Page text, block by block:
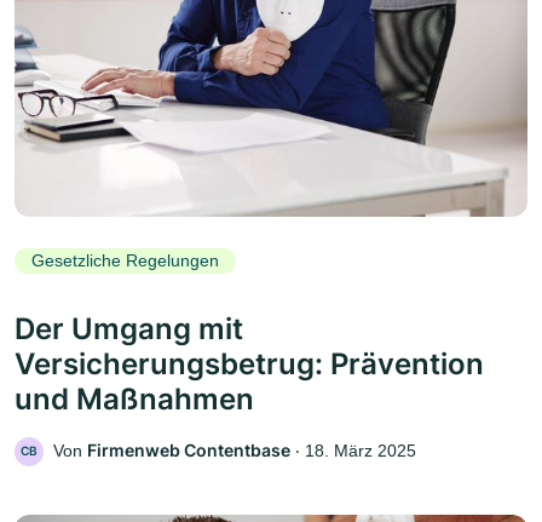
Gesetzliche Regelungen
Der Umgang mit
Versicherungsbetrug: Prävention
und Maßnahmen
CB Von Firmenweb Contentbase ‧ 18. März 2025